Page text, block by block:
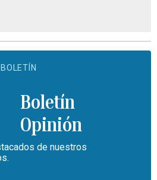
Boletín
Opinión
de nuestros